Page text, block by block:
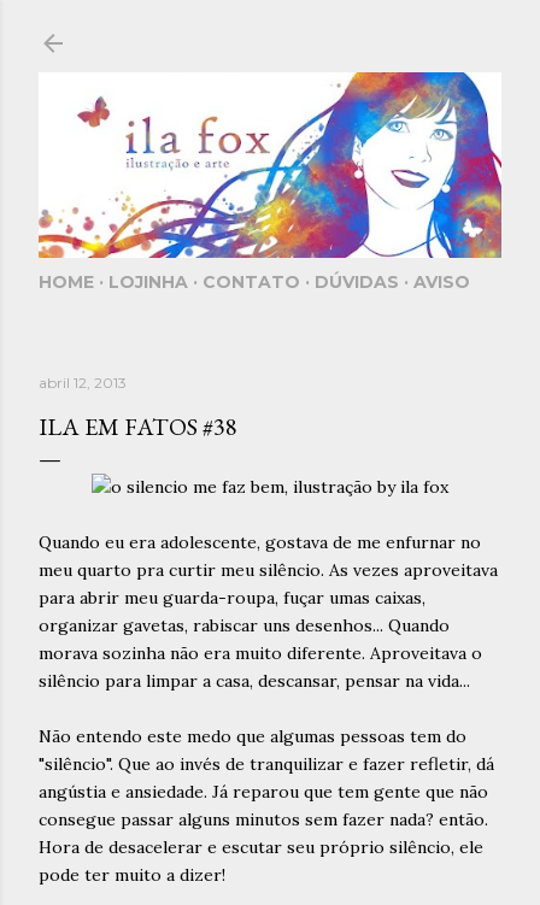
HOME LOJINHA CONTATO DÚVIDAS AVISO
abril 12, 2013
ILA EM FATOS #38
Quando eu era adolescente, gostava de me enfurnar no
meu quarto pra curtir meu silêncio. As vezes aproveitava
para abrir meu guarda-roupa, fuçar umas caixas,
organizar gavetas, rabiscar uns desenhos... Quando
morava sozinha não era muito diferente. Aproveitava o
silêncio para limpar a casa, descansar, pensar na vida...
Não entendo este medo que algumas pessoas tem do
"silêncio". Que ao invés de tranquilizar e fazer refletir, dá
angústia e ansiedade. Já reparou que tem gente que não
consegue passar alguns minutos sem fazer nada? então.
Hora de desacelerar e escutar seu próprio silêncio, ele
pode ter muito a dizer!